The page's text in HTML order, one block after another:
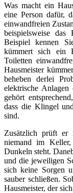
Was macht ein
eine Person dafür,
einwandfreien
beispielsweise das
Beispiel kennen
kümmert sich ein
Toiletten
Hausmeister
beheben derlei
elektrische
gehört
dass die Klingel
sind.
Zusätzlich prüft er
niemand im
Dunkeln steht.
und die jeweiligen
sich keine Sorgen
sauber schließen.
Hausmeister, der